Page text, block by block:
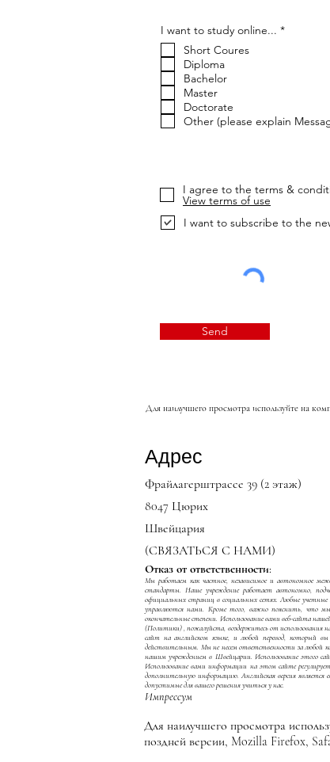
I want to study online... *О
ь
н
Short Coures
Diploma
Bachelor
Master
Doctorate
Other (please explain
I agree to the terms &
View terms of use
I want to subscribe to the
Send
Для наилучшего просмотра используйте на
Адрес
Фрайлагерштрассе 39 (2 этаж)
8047 Цюрих
Швейцария
(СВЯЗАТЬСЯ С НАМИ)
Отказ от ответственности:
Мы работаем как частное, независимое и автономное
стандарты. Наше учреждение работает автономно,
официальных страниц в социальных сетях. Любые
управляются нами. Кроме того, важно пояснить, что
окончательные степени. Использование вами веб-сайта
(Политики), пожалуйста, воздержитесь от использования
сайт на английском языке, и любой перевод, который
действительным. Мы не несем ответственности за любой
нашим учреждением в Швейцарии. Использование этого
Использование вами информации на этом сайте
дополнительную информацию. Английская версия
допустимые для вашего решения учиться у нас.
Импрессум
Для наилучшего просмотра
поздней версии, Mozilla Firefox,